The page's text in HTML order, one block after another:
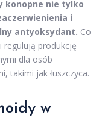
konopne nie tylko
i
antyoksydant. Co
regulują produkcję
dla osób
takimi jak łuszczyca.
w